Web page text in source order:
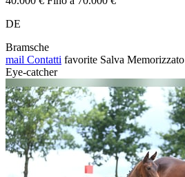
DE
Bramsche
mail Contatti favorite Salva Memorizzato
Eye-catcher